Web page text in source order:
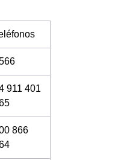
911 401
866